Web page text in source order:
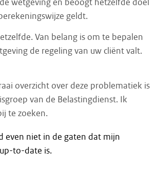
geldt.
Van belang is om te bepalen
de regeling van uw cliënt valt.
overzicht over deze problematiek is
van de Belastingdienst. Ik
te zoeken.
even niet in de gaten dat mijn
to-date is.